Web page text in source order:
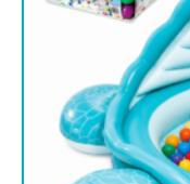
était :
699,000.
est :
549,000.